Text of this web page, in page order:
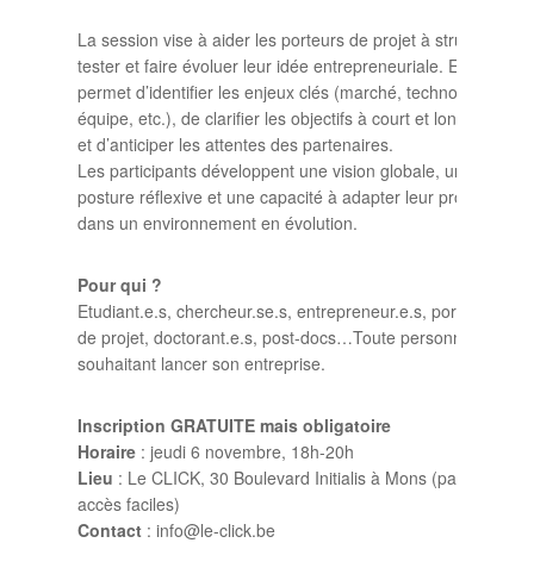
La session vise à aider les porteurs de projet à structurer,
tester et faire évoluer leur idée entrepreneuriale. Elle
permet d’identifier les enjeux clés (marché, technologie,
équipe, etc.), de clarifier les objectifs à court et long terme,
et d’anticiper les attentes des partenaires.
Les participants développent une vision globale, une
posture réflexive et une capacité à adapter leur projet
dans un environnement en évolution.
Pour qui ?
Etudiant.e.s, chercheur.se.s, entrepreneur.e.s, porteur.se.s
de projet, doctorant.e.s, post-docs…Toute personne
souhaitant lancer son entreprise.
Inscription GRATUITE mais obligatoire
Horaire : jeudi 6 novembre, 18h-20h
Lieu : Le CLICK, 30 Boulevard Initialis à Mons (parking et
accès faciles)
Contact : info@le-click.be